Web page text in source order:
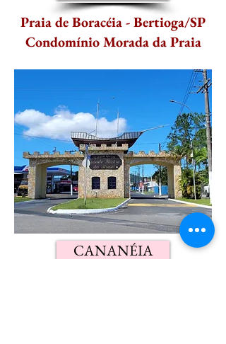
Praia de Boracéia - Bertioga/SP
Condomínio Morada da Praia
CANANÉIA